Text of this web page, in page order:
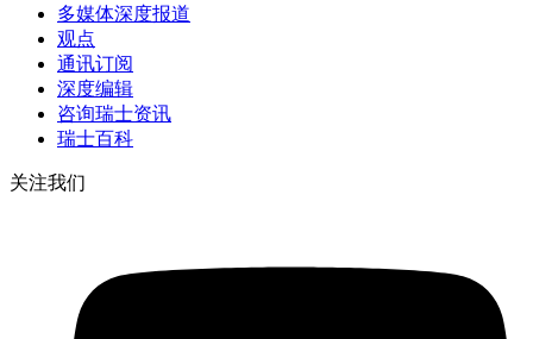
多媒体深度报道
观点
通讯订阅
深度编辑
咨询瑞士资讯
瑞士百科
关注我们